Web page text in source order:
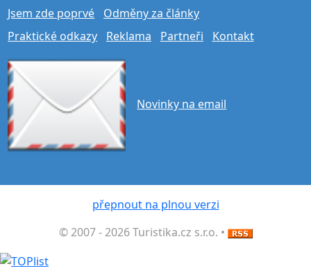
Jsem zde poprvé
Odměny za články
Praktické odkazy
Reklama Partneři Kontakt
Novinky na email
přepnout na plnou verzi
© 2007 - 2026 Turistika.cz s.r.o. •